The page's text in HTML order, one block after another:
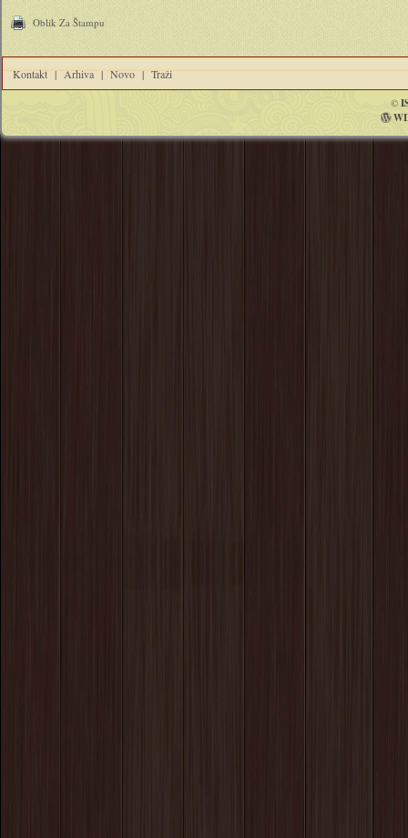
Oblik Za Štampu
Kontakt | Arhiva | Novo | Traži
©